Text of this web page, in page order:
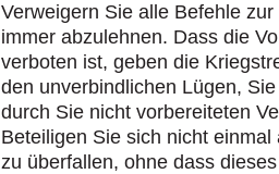
Verweigern Sie alle Befehle
immer abzulehnen. Dass die
verboten ist, geben die
den unverbindlichen Lügen,
durch Sie nicht vorbereiteten
Beteiligen Sie sich nicht
zu überfallen, ohne dass